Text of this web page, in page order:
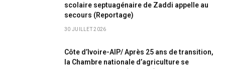
scolaire septuagénaire de Zaddi appelle au
secours (Reportage)
30 JUILLET 2026
Côte d’Ivoire-AIP/ Après 25 ans de transition,
la Chambre nationale d’agriculture se